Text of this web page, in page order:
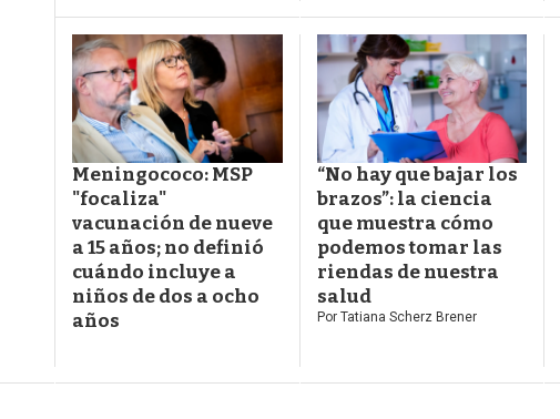
Meningococo: MSP
"focaliza"
vacunación de nueve
a 15 años; no definió
cuándo incluye a
niños de dos a ocho
años
“No hay que bajar los
brazos”: la ciencia
que muestra cómo
podemos tomar las
riendas de nuestra
salud
Por Tatiana Scherz Brener